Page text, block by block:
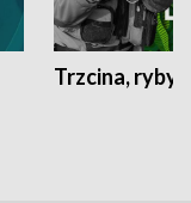
Trzcina, ryby